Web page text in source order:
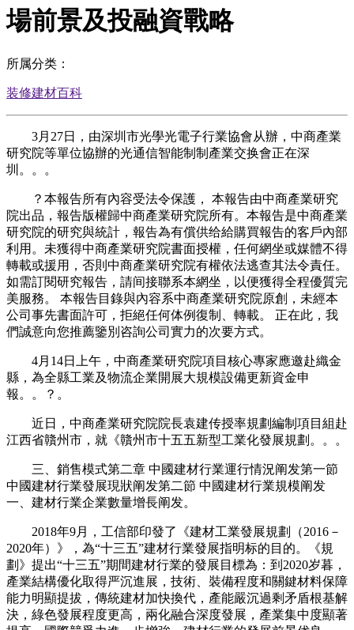
場前景及投融資戰略
所属分类：
装修建材百科
3月27日，由深圳市光學光電子行業協會从辦，中商產業
研究院等單位協辦的光通信智能制制產業交换會正在深
圳。。。
？本報告所有內容受法令保護， 本報告由中商產業研究
院出品，報告版權歸中商產業研究院所有。本報告是中商產業
研究院的研究與統計，報告為有償供给給購買報告的客戶內部
利用。未獲得中商產業研究院書面授權，任何網坐或媒體不得
轉載或援用，否則中商產業研究院有權依法逃查其法令責任。
如需訂閱研究報告，請间接聯系本網坐，以便獲得全程優質完
美服務。 本報告目錄與內容系中商產業研究院原創，未經本
公司事先書面許可，拒絕任何体例復制、轉載。 正在此，我
們誠意向您推薦鑒別咨詢公司實力的次要方式。
4月14日上午，中商產業研究院項目核心專家應邀赴織金
縣，為全縣工業及物流企業開展大規模設備更新資金申
報。。？。
近日，中商產業研究院院長袁建传授率規劃編制項目組赴
江西省贛州市，就《贛州市十五五新型工業化發展規劃。。。
三、銷售模式第二章 中國建材行業運行情況阐发第一節
中國建材行業發展現狀阐发第二節 中國建材行業規模阐发
一、建材行業企業數量增長阐发。
2018年9月，工信部印發了《建材工業發展規劃（2016－
2020年）》，為“十三五”建材行業發展指明标的目的。《規
劃》提出“十三五”期間建材行業的發展目標為：到2020岁暮，
產業結構優化取得严沉進展，技術、裝備程度和關鍵材料保障
能力明顯提拔，傳統建材加快換代，產能嚴沉過剩矛盾根基解
決，綠色發展程度更高，兩化融合深度發展，產業集中度顯著